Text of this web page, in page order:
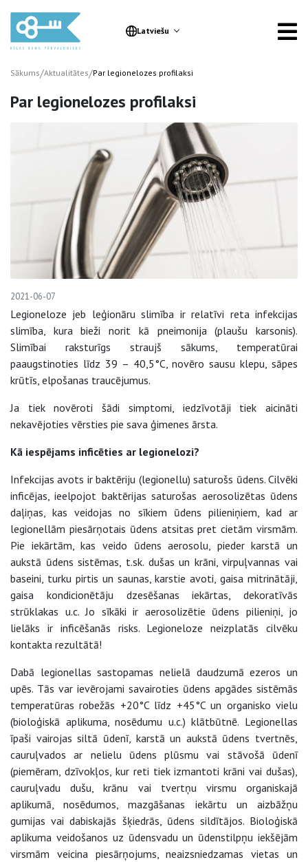
Latviešu
Sākums/Aktualitātes/Par legionelozes profilaksi
Par legionelozes profilaksi
2021-06-07
Legioneloze jeb leģionāru slimība ir relatīvi reta infekcijas
slimība, kura bieži norit kā pneimonija (plaušu karsonis).
Slimībai raksturīgs straujš sākums, temperatūrai
paaugstinoties līdz 39 – 40,5°C, novēro sausu klepu, sāpes
krūtīs, elpošanas traucējumus.
Ja tiek novēroti šādi simptomi, iedzīvotāji tiek aicināti
nekavējoties vērsties pie sava ģimenes ārsta.
Kā iespējams inficēties ar legionelozi?
Infekcijas avots ir baktēriju (legionellu) saturošs ūdens. Cilvēki
inficējas, ieelpojot baktērijas saturošas aerosolizētas ūdens
daļiņas, kas veidojas no sīkiem ūdens pilieniņiem, kad ar
legionellām piesārņotais ūdens atsitas pret cietām virsmām.
Pie iekārtām, kas veido ūdens aerosolu, pieder karstā un
aukstā ūdens sistēmas, t.sk. dušas un krāni, virpuļvannas vai
baseini, turku pirtis un saunas, karstie avoti, gaisa mitrinātāji,
gaisa kondicionētāju dzesēšanas iekārtas, dekoratīvās
strūklakas u.c. Jo sīkāki ir aerosolizētie ūdens pilieniņi, jo
lielāks ir inficēšanās risks. Legioneloze neizplatās cilvēku
kontakta rezultātā!
Dabā legionellas sastopamas nelielā daudzumā ezeros un
upēs. Tās var ievērojami savairoties ūdens apgādes sistēmās
temperatūras robežās +20°C līdz +45°C un organisko vielu
(bioloģiskā aplikuma, nosēdumu u.c.) klātbūtnē. Legionellas
īpaši vairojas siltā ūdenī, karstā un aukstā ūdens tvertnēs,
cauruļvados ar nelielu ūdens plūsmu vai stāvošā ūdenī
(piemēram, dzīvokļos, kur reti tiek izmantoti krāni vai dušas),
cauruļvadu dušu, krānu vai tvertņu virsmu organiskajā
aplikumā, nosēdumos, mazgāšanas iekārtu un aizbāžņu
gumijas vai dabiskajās šķiedrās, ūdens sildītājos. Bioloģiskā
aplikuma veidošanos uz ūdensvadu un ūdenstilpņu iekšējām
virsmām veicina piesārņojums, neaizsniedzamas vietas un